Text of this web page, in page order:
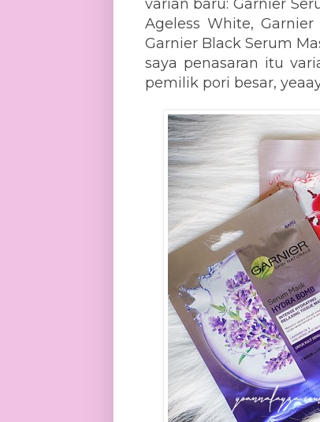
varian baru: Garnier
Ageless White,
Garnier Black Serum
saya penasaran itu
pemilik pori besar,